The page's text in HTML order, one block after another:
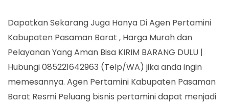
Kabupaten
Pasaman
Barat
Dapatkan Sekarang Juga Hanya Di Agen Pertamini
Kabupaten Pasaman Barat , Harga Murah dan
Pelayanan Yang Aman Bisa KIRIM BARANG DULU |
Hubungi 085221642963 (Telp/WA) jika anda ingin
memesannya. Agen Pertamini Kabupaten Pasaman
Barat Resmi Peluang bisnis pertamini dapat menjadi